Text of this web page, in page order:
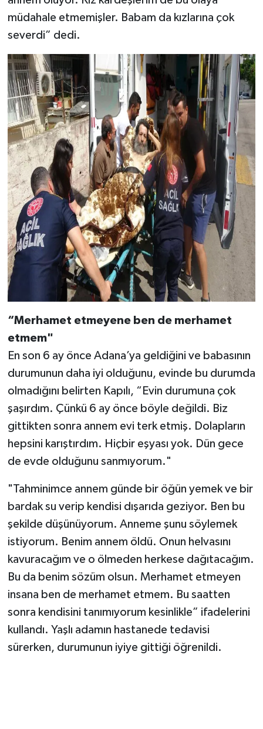
müdahale etmemişler. Babam da kızlarına çok
severdi” dedi.
“Merhamet etmeyene ben de merhamet
etmem"
En son 6 ay önce Adana’ya geldiğini ve babasının
durumunun daha iyi olduğunu, evinde bu durumda
olmadığını belirten Kapılı, “Evin durumuna çok
şaşırdım. Çünkü 6 ay önce böyle değildi. Biz
gittikten sonra annem evi terk etmiş. Dolapların
hepsini karıştırdım. Hiçbir eşyası yok. Dün gece
de evde olduğunu sanmıyorum."
"Tahminimce annem günde bir öğün yemek ve bir
bardak su verip kendisi dışarıda geziyor. Ben bu
şekilde düşünüyorum. Anneme şunu söylemek
istiyorum. Benim annem öldü. Onun helvasını
kavuracağım ve o ölmeden herkese dağıtacağım.
Bu da benim sözüm olsun. Merhamet etmeyen
insana ben de merhamet etmem. Bu saatten
sonra kendisini tanımıyorum kesinlikle” ifadelerini
kullandı. Yaşlı adamın hastanede tedavisi
sürerken, durumunun iyiye gittiği öğrenildi.